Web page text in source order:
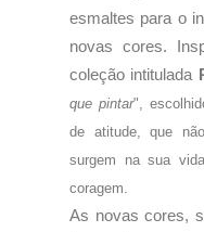
esmaltes para o
novas cores.
coleção intitulada
que pintar",
de atitude, que
surgem na sua
coragem.
As novas cores,